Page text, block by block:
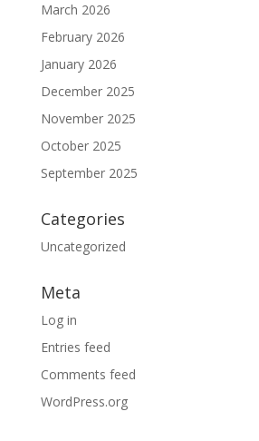
March 2026
February 2026
January 2026
December 2025
November 2025
October 2025
September 2025
Categories
Uncategorized
Meta
Log in
Entries feed
Comments feed
WordPress.org